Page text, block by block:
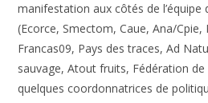
manifestation aux côtés de l’équipe
(Ecorce, Smectom, Caue, Ana/Cpie,
Francas09, Pays des traces, Ad
sauvage, Atout fruits, Fédération
quelques coordonnatrices de